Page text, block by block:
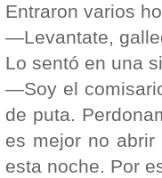
Entraron varios
—Levantate,
Lo sentó en una
—Soy el
de puta.
es mejor no abrir
esta noche. Por